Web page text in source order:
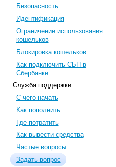
Безопасность
Идентификация
Ограничение использования
кошельков
Блокировка кошельков
Как подключить СБП в
Сбербанке
Служба поддержки
С чего начать
Как пополнить
Где потратить
Как вывести средства
Частые вопросы
Задать вопрос